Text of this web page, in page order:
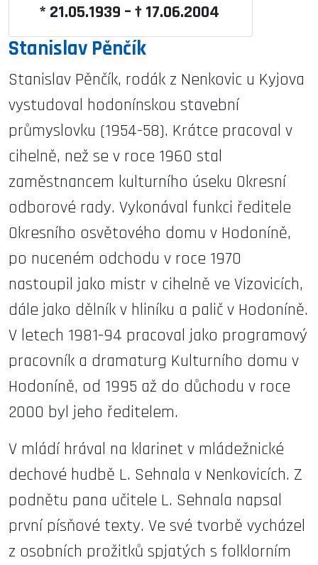
* 21.05.1939 – † 17.06.2004
Stanislav Pěnčík
Stanislav Pěnčík, rodák z Nenkovic u Kyjova
vystudoval hodonínskou stavební
průmyslovku (1954-58). Krátce pracoval v
cihelně, než se v roce 1960 stal
zaměstnancem kulturního úseku Okresní
odborové rady. Vykonával funkci ředitele
Okresního osvětového domu v Hodoníně,
po nuceném odchodu v roce 1970
nastoupil jako mistr v cihelně ve Vizovicích,
dále jako dělník v hliníku a palič v Hodoníně.
V letech 1981-94 pracoval jako programový
pracovník a dramaturg Kulturního domu v
Hodoníně, od 1995 až do důchodu v roce
2000 byl jeho ředitelem.
V mládí hrával na klarinet v mládežnické
dechové hudbě L. Sehnala v Nenkovicích. Z
podnětu pana učitele L. Sehnala napsal
první písňové texty. Ve své tvorbě vycházel
z osobních prožitků spjatých s folklorním